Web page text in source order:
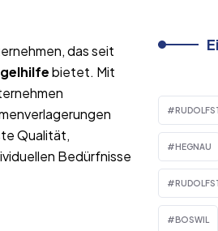
das seit
bietet. Mit
Qualität,
Bedürfnisse
HEGNAU
BOSWIL